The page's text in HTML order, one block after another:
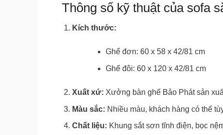
Thông số kỹ thuật của sofa
Kích thước:
Ghế đơn: 60 x 58 x 42/81 cm
Ghế đôi: 60 x 120 x 42/81 cm
Xuất xứ: Xưởng bàn ghế Bảo Phát sản
Màu sắc: Nhiều màu, khách hàng có thể
Chất liệu: Khung sắt sơn tĩnh điện, bọc